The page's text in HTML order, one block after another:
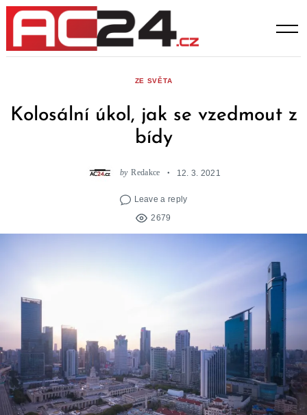
Skip
content
ZE SVĚTA
Kolosální úkol, jak se vzedmout z
bídy
by Redakce 12. 3. 2021
Leave a reply
2679